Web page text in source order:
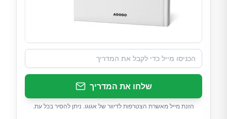
שלחו את המדריך
הזנת מייל מאשרת הצטרפות לדיוור של אגוגו. ניתן להסיר בכל עת.